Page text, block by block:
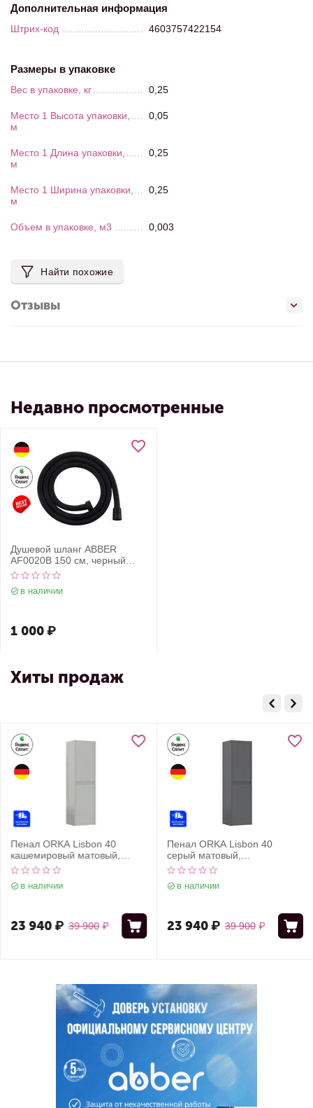
Дополнительная информация
Штрих-код 4603757422154
Размеры в упаковке
Вес в упаковке, кг 0,25
Место 1 Высота упаковки,
м
0,05
Место 1 Длина упаковки,
м
0,25
Место 1 Ширина упаковки,
м
0,25
Объем в упаковке, м3 0,003
Найти похожие
Отзывы
Недавно просмотренные
Душевой шланг ABBER
AF0020B 150 см, черный
матовый
в наличии
1 000₽
Хиты продаж
Пенал ORKA Lisbon 40
кашемировый матовый,
универсальный
в наличии
39 900 ₽
23 940₽
Пенал ORKA Lisbon 40
серый матовый,
универсальный
в наличии
39 900 ₽
23 940₽